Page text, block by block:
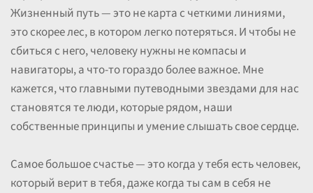
Жизненный путь — это не карта с четкими линиями,
это скорее лес, в котором легко потеряться. И чтобы не
сбиться с него, человеку нужны не компасы и
навигаторы, а что-то гораздо более важное. Мне
кажется, что главными путеводными звездами для нас
становятся те люди, которые рядом, наши
собственные принципы и умение слышать свое сердце.
Самое большое счастье — это когда у тебя есть человек,
который верит в тебя, даже когда ты сам в себя не